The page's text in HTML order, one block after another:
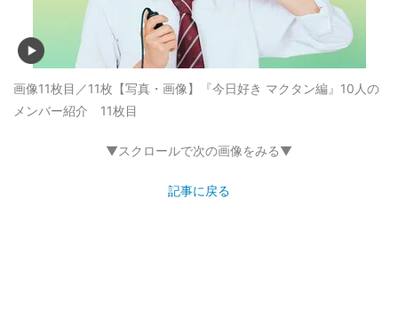
画像11枚目／11枚 【写真・画像】『今日好き マクタン編』10人の
メンバー紹介 11枚目
▼スクロールで次の画像をみる▼
記事に戻る